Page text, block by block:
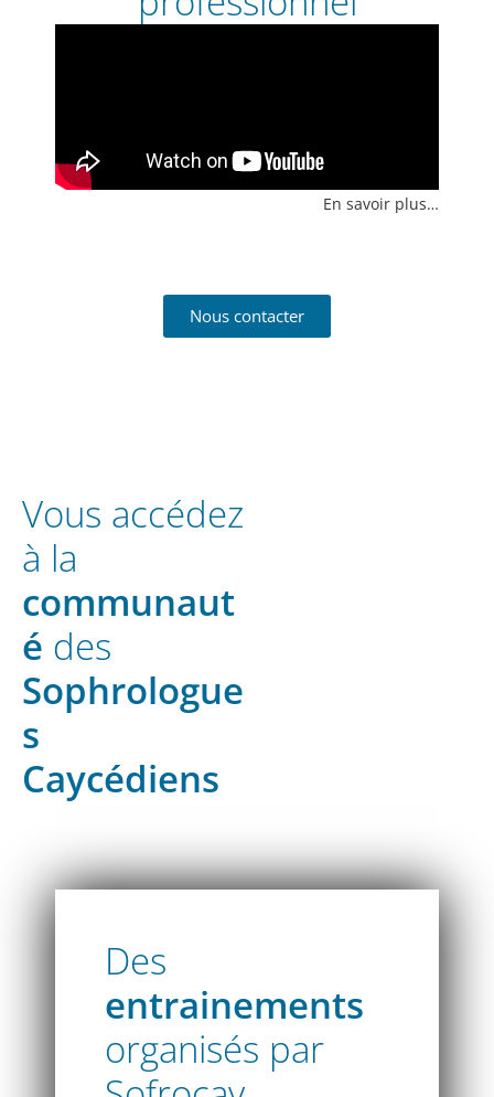
En savoir plus…
Nous contacter
Vous accédez
à la
communaut
é des
Sophrologue
s
Caycédiens
Des
entrainements
organisés par